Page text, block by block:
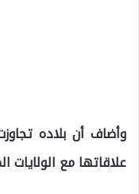
وأضاف أن بلاده
علاقاتها مع الولايات